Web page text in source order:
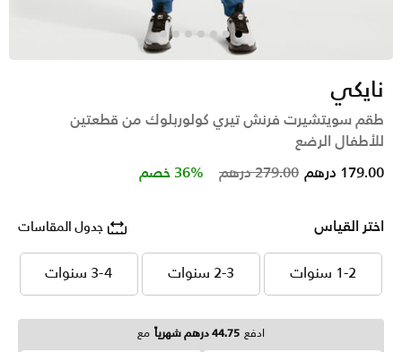
نايكي
طقم سويتشيرت فرنش تيري كولوربلوك من قطعتين
للأطفال الرضع
Price reduced from
279.00 درهم to 179.00 درهم 36% خصم
اختر القياس جدول المقاسات
1-2 سنوات 1-2 سنوات 2-3 سنوات 2-3 سنوات 3-4 سنوات 3-4 سنوات
ادفع 44.75 درهم شهرياً مع